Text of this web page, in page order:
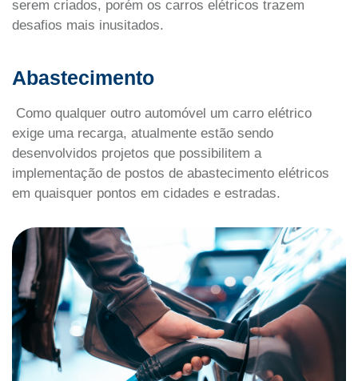
serem criados, porém os carros elétricos trazem
desafios mais inusitados.
Abastecimento
Como qualquer outro automóvel um carro elétrico
exige uma recarga, atualmente estão sendo
desenvolvidos projetos que possibilitem a
implementação de postos de abastecimento elétricos
em quaisquer pontos em cidades e estradas.